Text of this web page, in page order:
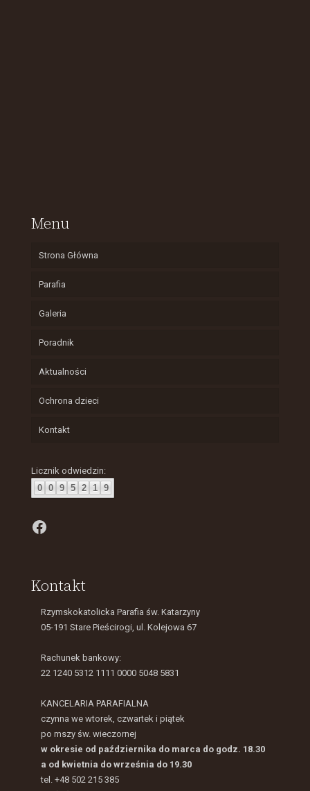
Menu
Strona Główna
Parafia
Galeria
Poradnik
Aktualności
Ochrona dzieci
Kontakt
Licznik odwiedzin:
0
0 9 5 2 1 9
Facebook
Kontakt
Rzymskokatolicka Parafia św. Katarzyny
05-191 Stare Pieścirogi, ul. Kolejowa 67
Rachunek bankowy:
22 1240 5312 1111 0000 5048 5831
KANCELARIA PARAFIALNA
czynna we wtorek, czwartek i piątek
po mszy św. wieczornej
w okresie od października do marca do godz. 18.30
a od kwietnia do września do 19.30
tel. +48 502 215 385